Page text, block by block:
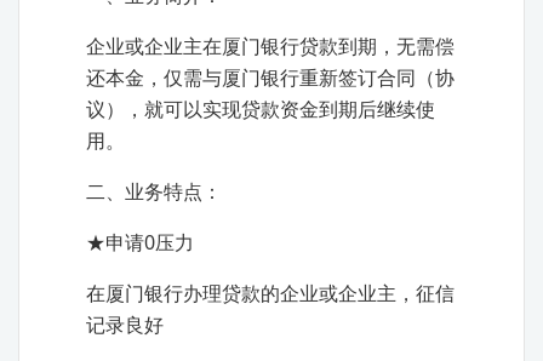
企业或企业主在厦门银行贷款到期，无需偿
还本金，仅需与厦门银行重新签订合同（协
议），就可以实现贷款资金到期后继续使
用。
二、业务特点：
★申请0压力
在厦门银行办理贷款的企业或企业主，征信
记录良好